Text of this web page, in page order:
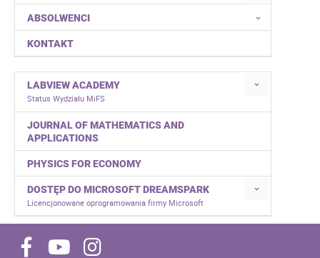
ABSOLWENCI
KONTAKT
LABVIEW ACADEMY
Status Wydziału MiFS
JOURNAL OF MATHEMATICS AND
APPLICATIONS
PHYSICS FOR ECONOMY
DOSTĘP DO MICROSOFT DREAMSPARK
Licencjonowane oprogramowania firmy Microsoft